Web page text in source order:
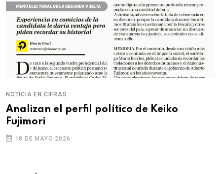
NOTICIA EN CIFRAS
Analizan el perfil político de Keiko
Fujimori
18 DE MAYO 2026